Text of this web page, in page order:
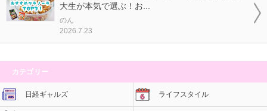
大生が本気で選ぶ！お...
のん
2026.7.23
カテゴリー
日経ギャルズ ライフスタイル